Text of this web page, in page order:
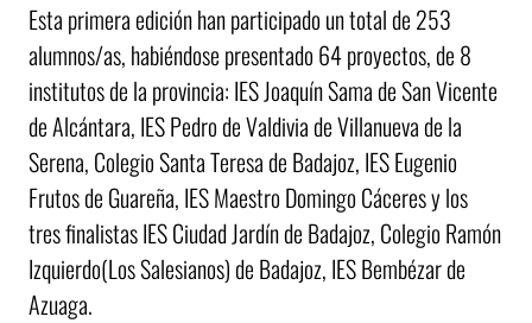
Esta primera edición han participado un total de 253
alumnos/as, habiéndose presentado 64 proyectos, de 8
institutos de la provincia: IES Joaquín Sama de San Vicente
de Alcántara, IES Pedro de Valdivia de Villanueva de la
Serena, Colegio Santa Teresa de Badajoz, IES Eugenio
Frutos de Guareña, IES Maestro Domingo Cáceres y los
tres finalistas IES Ciudad Jardín de Badajoz, Colegio Ramón
Izquierdo(Los Salesianos) de Badajoz, IES Bembézar de
Azuaga.